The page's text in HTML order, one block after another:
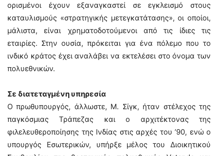
ορισμένοι έχουν εξαναγκαστεί σε εγκλεισμό στους
καταυλισμούς «στρατηγικής μετεγκατάτασης», οι οποίοι,
μάλιστα, είναι χρηματοδοτούμενοι από τις ίδιες τις
εταιρίες. Στην ουσία, πρόκειται για ένα πόλεμο που το
ινδικό κράτος έχει αναλάβει να εκτελέσει στο όνομα των
πολυεθνικών.
Σε διατεταγμένη υπηρεσία
Ο πρωθυπουργός, άλλωστε, Μ. Σίγκ, ήταν στέλεχος της
παγκόσμιας Τράπεζας και ο αρχιτέκτονας της
φιλελευθεροποίησης της Ινδίας στις αρχές του ’90, ενώ ο
υπουργός Εσωτερικών, υπήρξε μέλος του Διοικητικού